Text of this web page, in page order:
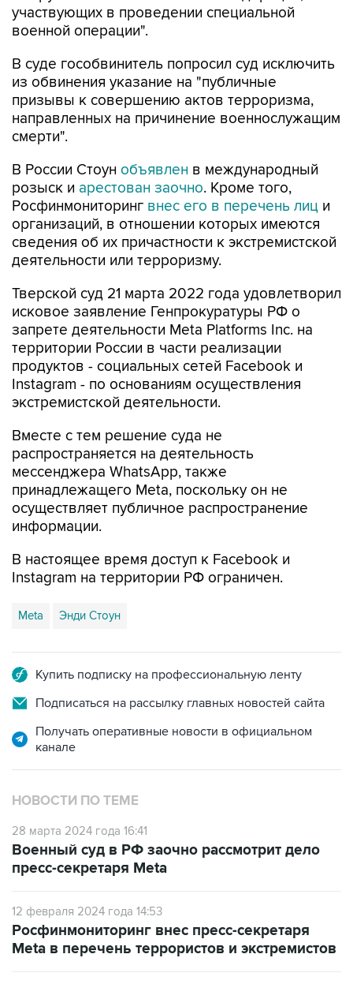
участвующих в проведении специальной
военной операции".
В суде гособвинитель попросил суд исключить
из обвинения указание на "публичные
призывы к совершению актов терроризма,
направленных на причинение военнослужащим
смерти".
В России Стоун объявлен в международный
розыск и арестован заочно. Кроме того,
Росфинмониторинг внес его в перечень лиц и
организаций, в отношении которых имеются
сведения об их причастности к экстремистской
деятельности или терроризму.
Тверской суд 21 марта 2022 года удовлетворил
исковое заявление Генпрокуратуры РФ о
запрете деятельности Meta Platforms Inc. на
территории России в части реализации
продуктов - социальных сетей Facebook и
Instagram - по основаниям осуществления
экстремистской деятельности.
Вместе с тем решение суда не
распространяется на деятельность
мессенджера WhatsApp, также
принадлежащего Meta, поскольку он не
осуществляет публичное распространение
информации.
В настоящее время доступ к Facebook и
Instagram на территории РФ ограничен.
Meta Энди Стоун
Купить подписку на профессиональную ленту
Подписаться на рассылку главных новостей сайта
Получать оперативные новости в официальном
канале
НОВОСТИ ПО ТЕМЕ
28 марта 2024 года 16:41
Военный суд в РФ заочно рассмотрит дело
пресс-секретаря Meta
12 февраля 2024 года 14:53
Росфинмониторинг внес пресс-секретаря
Meta в перечень террористов и экстремистов